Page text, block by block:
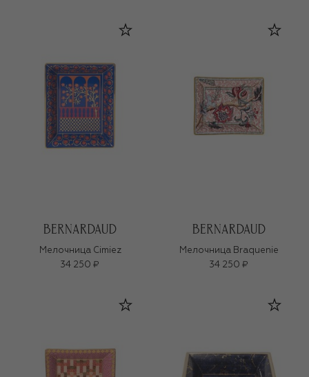
Мелочница Cimiez
34 250 ₽
Мелочница Braquenie
34 250 ₽